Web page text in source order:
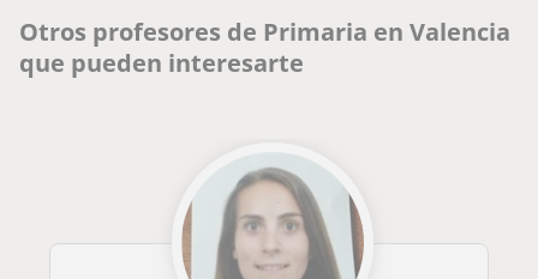
Otros profesores de Primaria en Valencia
que pueden interesarte